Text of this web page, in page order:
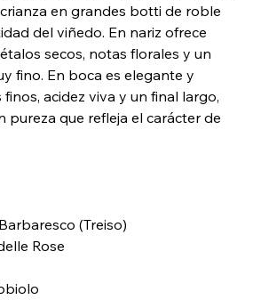
en grandes botti de roble
del viñedo. En nariz ofrece
secos, notas florales y un
fino. En boca es elegante y
acidez viva y un final largo,
pureza que refleja el carácter de
(Treiso)
Rose